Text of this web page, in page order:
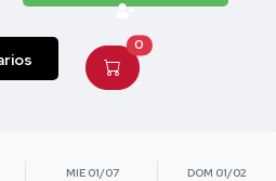
0
MIE 01/07 DOM 01/02